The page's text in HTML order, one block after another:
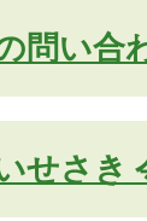
問い合
せさき